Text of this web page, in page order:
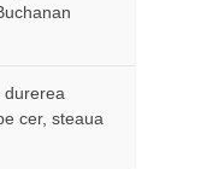
durerea
cer, steaua